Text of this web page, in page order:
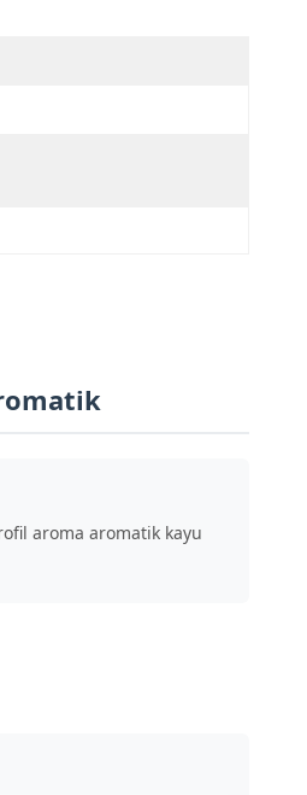
aroma aromatik kayu